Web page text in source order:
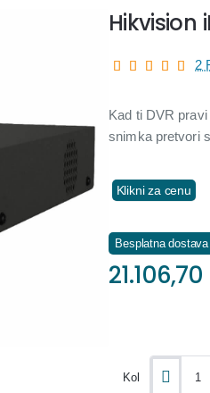
Hikvision
Kad ti DVR
snimka pretvori
Klikni za cenu
2
Besplatna dostava
21.106,70
Kol